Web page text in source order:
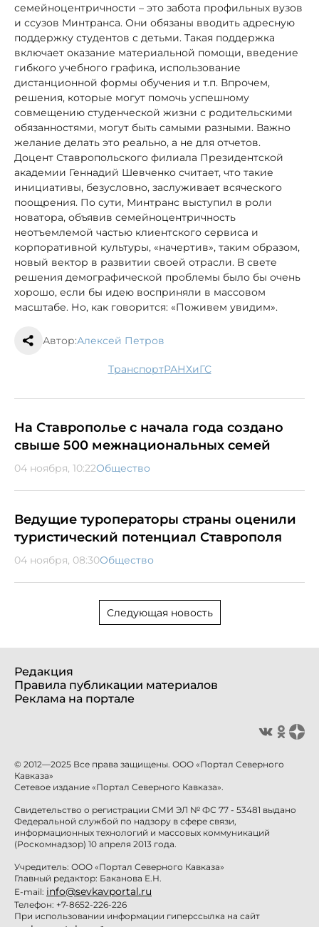
семейноцентричности – это забота профильных вузов
и ссузов Минтранса. Они обязаны вводить адресную
поддержку студентов с детьми. Такая поддержка
включает оказание материальной помощи, введение
гибкого учебного графика, использование
дистанционной формы обучения и т.п. Впрочем,
решения, которые могут помочь успешному
совмещению студенческой жизни с родительскими
обязанностями, могут быть самыми разными. Важно
желание делать это реально, а не для отчетов.
Доцент Ставропольского филиала Президентской
академии Геннадий Шевченко считает, что такие
инициативы, безусловно, заслуживает всяческого
поощрения. По сути, Минтранс выступил в роли
новатора, объявив семейноцентричность
неотъемлемой частью клиентского сервиса и
корпоративной культуры, «начертив», таким образом,
новый вектор в развитии своей отрасли. В свете
решения демографической проблемы было бы очень
хорошо, если бы идею восприняли в массовом
масштабе. Но, как говорится: «Поживем увидим».
Автор:Алексей Петров
транспорт РАНХиГС
На Ставрополье с начала года создано
свыше 500 межнациональных семей
04 ноября, 10:22Общество
Ведущие туроператоры страны оценили
туристический потенциал Ставрополя
04 ноября, 08:30Общество
Следующая новость
Редакция
Правила публикации материалов
Реклама на портале
© 2012—2025 Все права защищены. ООО «Портал Северного
Кавказа»
Сетевое издание «Портал Северного Кавказа».
Свидетельство о регистрации СМИ ЭЛ № ФС 77 - 53481 выдано
Федеральной службой по надзору в сфере связи,
информационных технологий и массовых коммуникаций
(Роскомнадзор) 10 апреля 2013 года.
Учредитель: ООО «Портал Северного Кавказа»
Главный редактор: Баканова Е.Н.
E-mail: info@sevkavportal.ru
Телефон: +7-8652-226-226
При использовании информации гиперссылка на сайт